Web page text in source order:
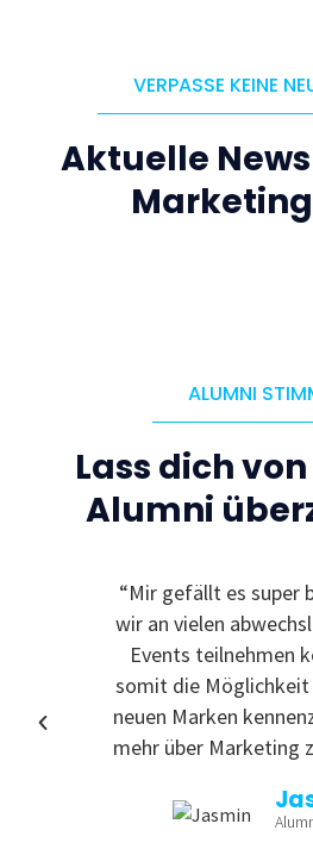
VERPASSE KEINE
Aktuelle
ALUMNI
Lass dich
Alumni
“Mir gefällt es super
wir an vielen
Events teilnehmen
somit die Möglichkeit
neuen Marken
mehr über Marketing